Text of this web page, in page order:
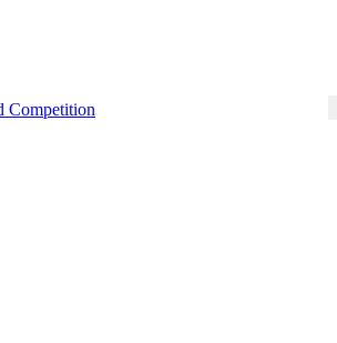
Competition